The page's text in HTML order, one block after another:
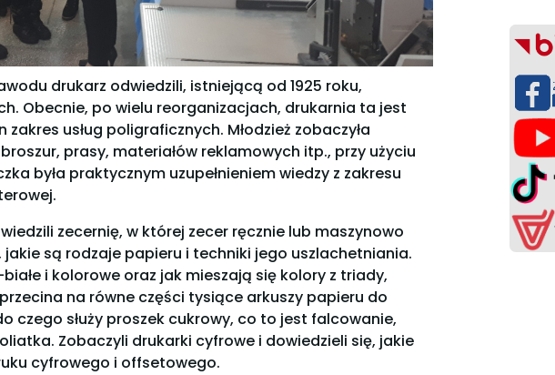
drukarz odwiedzili, istniejącą od 1925 roku,
Obecnie, po wielu reorganizacjach, drukarnia ta jest
usług poligraficznych. Młodzież zobaczyła
prasy, materiałów reklamowych itp., przy użyciu
była praktycznym uzupełnieniem wiedzy z zakresu
zecernię, w której zecer ręcznie lub maszynowo
jakie są rodzaje papieru i techniki jego uszlachetniania.
i kolorowe oraz jak mieszają się kolory z triady,
na równe części tysiące arkuszy papieru do
czego służy proszek cukrowy, co to jest falcowanie,
Zobaczyli drukarki cyfrowe i dowiedzieli się, jakie
cyfrowego i offsetowego.